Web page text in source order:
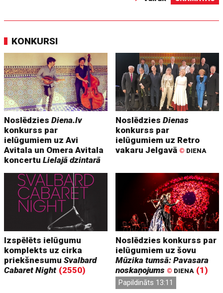
KONKURSI
NoslēdziesDiena.lv
konkurss par
ielūgumiem uz Avi
Avitala un Omera Avitala
koncertuLielajā dzintarā
NoslēdziesDienas
konkurss par
ielūgumiem uz Retro
vakaru Jelgavā © DIENA
Izspēlēts ielūgumu
komplekts uz cirka
priekšnesumuSvalbard
Cabaret Night (2550)
Noslēdzies konkurss par
ielūgumiem uz šovu
Mūzika tumsā: Pavasara
noskaņojums © DIENA (1)
Papildināts 13:11